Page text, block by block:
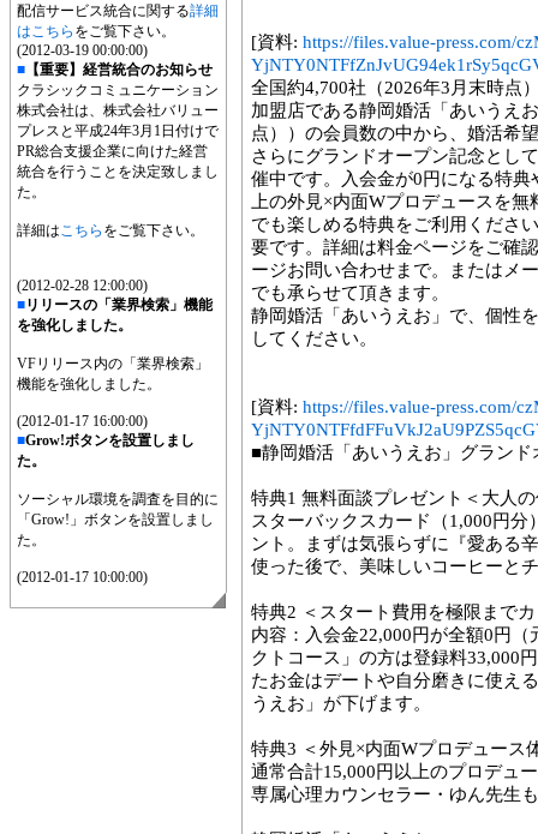
配信サービス統合に関する詳細
はこちら をご覧下さい。
(2012-03-19 00:00:00)
■ 【重要】経営統合のお知らせ
クラシックコミュニケーション
株式会社は、株式会社バリュー
プレスと平成24年3月1日付けで
PR総合支援企業に向けた経営
統合を行うことを決定致しまし
た。
詳細はこちら をご覧下さい。
(2012-02-28 12:00:00)
■リリースの「業界検索」機能
を強化しました。
VFリリース内の「業界検索」
機能を強化しました。
(2012-01-17 16:00:00)
■Grow!ボタンを設置しまし
た。
ソーシャル環境を調査を目的に
「Grow!」ボタンを設置しまし
た。
(2012-01-17 10:00:00)
[資料: https://files.value-press.com/
全国約4,700社（2026年3月末時点
加盟店である静岡婚活「あいうえ
点））の会員数の中から、婚活希
さらにグランドオープン記念とし
催中です。入会金が0円になる特
上の外見×内面Wプロデュースを
でも楽しめる特典をご利用くださ
要です。詳細は料金ページをご確
ージお問い合わせまで。またはメ
でも承らせて頂きます。
静岡婚活「あいうえお」で、個性
してください。
[資料: https://files.value-press.com/
■静岡婚活「あいうえお」グラン
特典1 無料面談プレゼント＜大人
スターバックスカード（1,000円
ント。まずは気張らずに『愛ある
使った後で、美味しいコーヒーと
特典2 ＜スタート費用を極限まで
内容：入会金22,000円が全額0円
クトコース」の方は登録料33,000
たお金はデートや自分磨きに使え
うえお」が下げます。
特典3 ＜外見×内面Wプロデュース
通常合計15,000円以上のプロデュ
専属心理カウンセラー・ゆん先生